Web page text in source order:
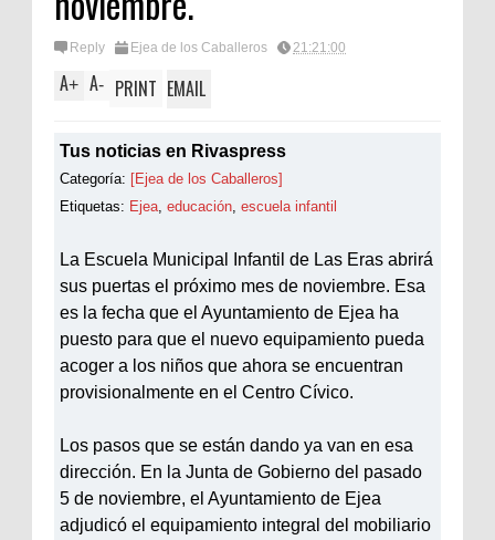
Reply Ejea de los Caballeros 21:21:00
A+ A- PRINT EMAIL
Tus noticias en Rivaspress
Categoría: [Ejea de los Caballeros]
Etiquetas: Ejea educación escuela infantil
La Escuela Municipal Infantil de Las Eras abrirá
sus puertas el próximo mes de noviembre. Esa
es la fecha que el Ayuntamiento de Ejea ha
puesto para que el nuevo equipamiento pueda
acoger a los niños que ahora se encuentran
provisionalmente en el Centro Cívico.
Los pasos que se están dando ya van en esa
dirección. En la Junta de Gobierno del pasado
5 de noviembre, el Ayuntamiento de Ejea
adjudicó el equipamiento integral del mobiliario